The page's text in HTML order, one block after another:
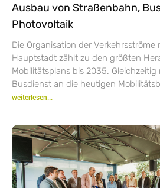
Ausbau von Straßenbahn,
Photovoltaik
Die Organisation der
Hauptstadt zählt zu den größten
Mobilitätsplans bis 2035. Gleichzeitig
Busdienst an die heutigen
weiterlesen...